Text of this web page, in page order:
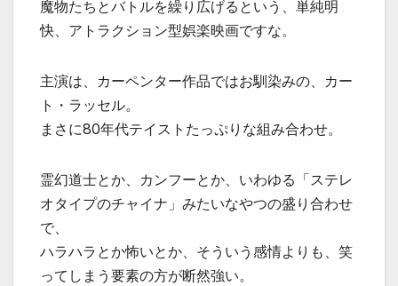
魔物たちとバトルを繰り広げるという、単純明
快、アトラクション型娯楽映画ですな。
主演は、カーペンター作品ではお馴染みの、カー
ト・ラッセル。
まさに80年代テイストたっぷりな組み合わせ。
霊幻道士とか、カンフーとか、いわゆる「ステレ
オタイプのチャイナ」みたいなやつの盛り合わせ
で、
ハラハラとか怖いとか、そういう感情よりも、笑
ってしまう要素の方が断然強い。